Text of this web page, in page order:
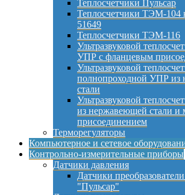
Теплосчетчики Пульсар
Теплосчетчики ТЭМ-104
51649
Теплосчетчики ТЭМ-116
Ультразвуковой
УПР с фланцевым
Ультразвуковой
полнопроходной УПР из
стали
Ультразвуковой
из нержавеющей стали и
присоединением
Терморегуляторы
Компьютерное и сетевое
Контрольно-измерительные приборы
Датчики давления
Датчики
"Пульсар"